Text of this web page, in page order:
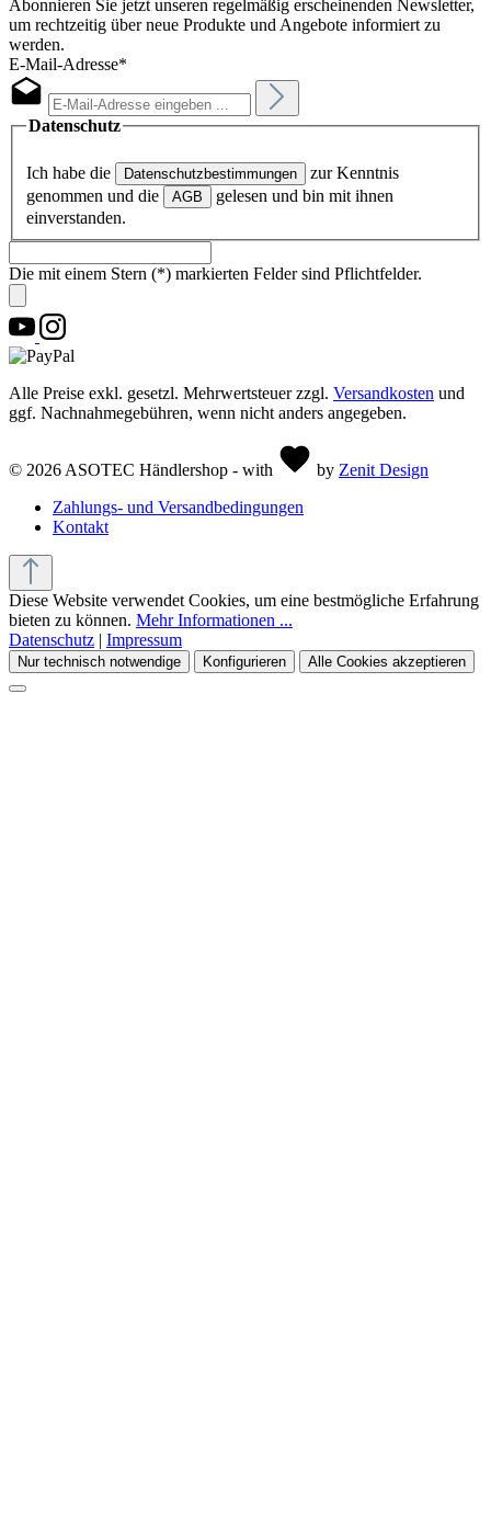
Abonnieren Sie jetzt unseren regelmäßig erscheinenden Newsletter,
um rechtzeitig über neue Produkte und Angebote informiert zu
werden.
E-Mail-Adresse*
Datenschutz
Ich habe die Datenschutzbestimmungen
zur Kenntnis
genommen und die
AGB
gelesen und bin mit ihnen
einverstanden.
Die mit einem Stern (*) markierten Felder sind Pflichtfelder.
Alle Preise exkl. gesetzl. Mehrwertsteuer zzgl. Versandkosten und
ggf. Nachnahmegebühren, wenn nicht anders angegeben.
© 2026 ASOTEC Händlershop - with by Zenit Design
Zahlungs- und Versandbedingungen
Kontakt
Diese Website verwendet Cookies, um eine bestmögliche Erfahrung
bieten zu können. Mehr Informationen ...
Datenschutz | Impressum
Nur technisch notwendige Konfigurieren Alle Cookies akzeptieren